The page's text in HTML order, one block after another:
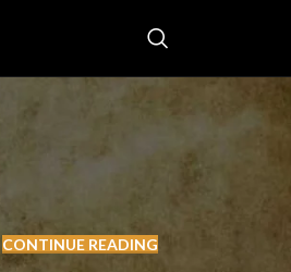
CONTINUE READING